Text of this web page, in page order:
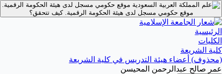
موقع حكومي مسجل لدى هيئة الحكومة الرقمية.
موقع حكومي مسجل لدى هيئة الحكومة الرقمية.كيف تتحقق؟
الرئيسية
الكليات
كلية الشريعة
(محذوف) أعضاء هيئة التدريس في كلية الشريعة
عمر صالح عبدالرحمن المحيسن